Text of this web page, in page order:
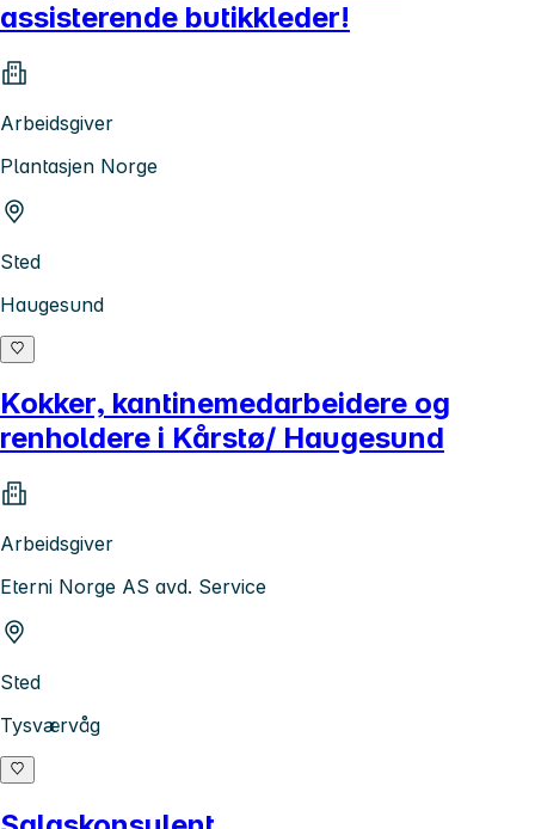
assisterende butikkleder!
Arbeidsgiver
Plantasjen Norge
Sted
Haugesund
Kokker, kantinemedarbeidere og
renholdere i Kårstø/ Haugesund
Arbeidsgiver
Eterni Norge AS avd. Service
Sted
Tysværvåg